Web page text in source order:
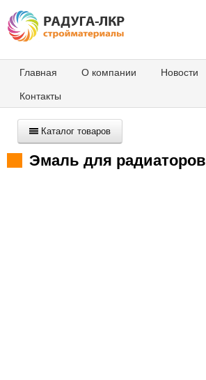
Главная О компании Новости
Контакты
Каталог товаров
Эмаль для радиаторов